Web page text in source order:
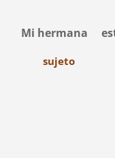
Mi hermana